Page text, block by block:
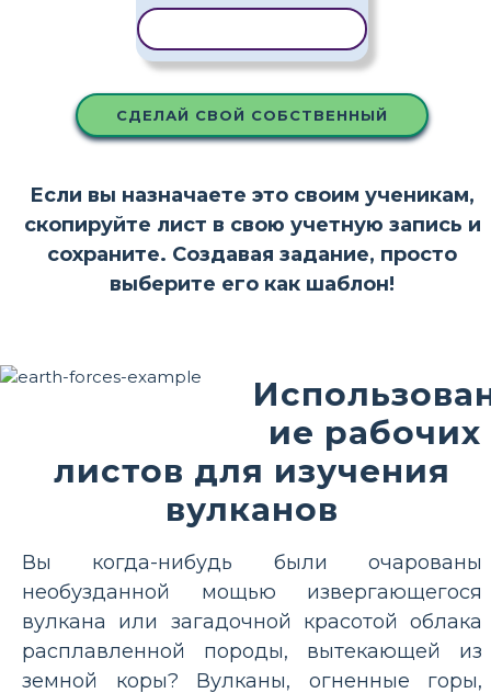
СДЕЛАЙ СВОЙ СОБСТВЕННЫЙ
Если вы назначаете это своим ученикам,
скопируйте лист в свою учетную запись и
сохраните. Создавая задание, просто
выберите его как шаблон!
ие рабочих
листов для изучения
вулканов
Вы когда-нибудь были очарованы
необузданной мощью извергающегося
вулкана или загадочной красотой облака
расплавленной породы, вытекающей из
земной коры? Вулканы, огненные горы,